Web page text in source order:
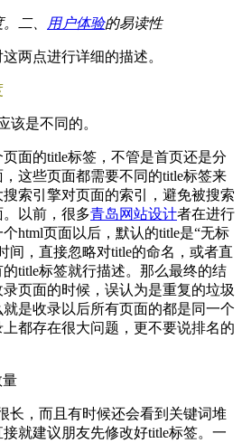
二、 用户体验的易读性
两点进行详细的描述。
该是不同的。
面的title标签，不管是首页还是分
这些页面都需要不同的title标签来
索引擎对页面的索引，避免被搜索
以前，很多青岛网站设计者在进行
html页面以后，默认的title是“无标
间，直接忽略对title的命名，或者直
title标签就行描述。那么最终的结
页面的时候，误认为是重复的垃圾
是收录以后所有页面的都是同一个
都存在很大问题，更不要说排名的
量
长，而且有时候还会看到关键词堆
就建议朋友先修改好title标签。一